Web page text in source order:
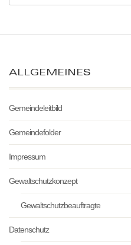
ALLGEMEINES
Gemeindeleitbild
Gemeindefolder
Impressum
Gewaltschutzkonzept
Gewaltschutzbeauftragte
Datenschutz